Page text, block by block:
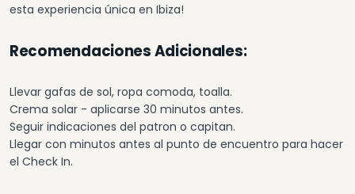
esta experiencia única en Ibiza!
Recomendaciones Adicionales:
Llevar gafas de sol, ropa comoda, toalla.
Crema solar - aplicarse 30 minutos antes.
Seguir indicaciones del patron o capitan.
Llegar con minutos antes al punto de encuentro para hacer
el Check In.